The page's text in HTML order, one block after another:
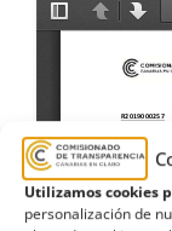
Utilizamos cookies
personalización de